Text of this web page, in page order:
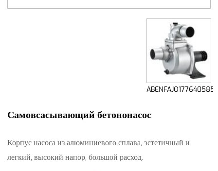
Самовсасывающий бетононасос
Корпус насоса из алюминиевого сплава, эстетичный и
легкий, высокий напор, большой расход.